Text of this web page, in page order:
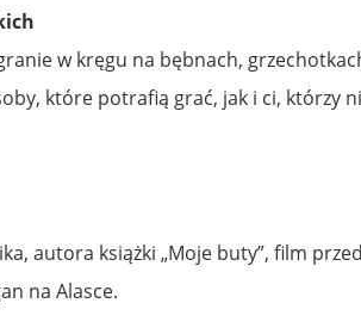
w kręgu na bębnach,
które potrafią grać, jak i ci, którzy
autora książki „Moje buty”, film
na Alasce.